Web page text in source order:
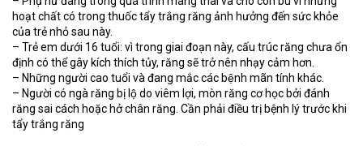
hoạt chất có trong thuốc tẩy trắng răng ảnh hưởng đến sức khỏe
của trẻ nhỏ sau này.
– Trẻ em dưới 16 tuổi: vì trong giai đoạn này, cấu trúc răng chưa ổn
định có thể gây kích thích tủy, răng sẽ trở nên nhạy cảm hơn.
– Những người cao tuổi và đang mắc các bệnh mãn tính khác.
– Người có ngà răng bị lộ do viêm lợi, mòn răng cơ học bởi đánh
răng sai cách hoặc hở chân răng. Cần phải điều trị bệnh lý trước khi
tẩy trắng răng